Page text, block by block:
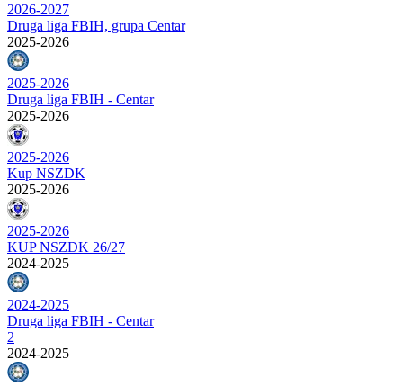
2026-2027
Druga liga FBIH, grupa Centar
2025-2026
2025-2026
Druga liga FBIH - Centar
2025-2026
2025-2026
Kup NSZDK
2025-2026
2025-2026
KUP NSZDK 26/27
2024-2025
2024-2025
Druga liga FBIH - Centar
2
2024-2025